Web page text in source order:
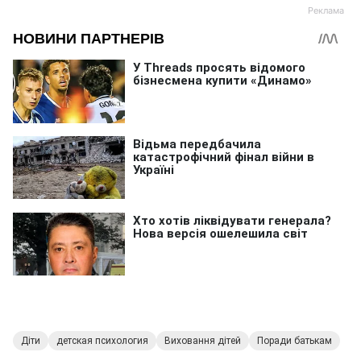
Діти детская психология Виховання дітей Поради батькам